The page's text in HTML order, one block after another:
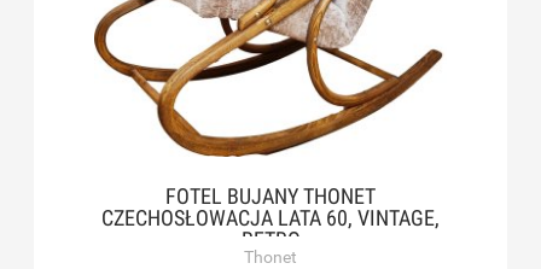
FOTEL BUJANY THONET
CZECHOSŁOWACJA LATA 60, VINTAGE,
RETRO
Thonet